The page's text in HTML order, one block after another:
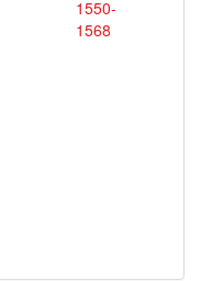
1550-
1568